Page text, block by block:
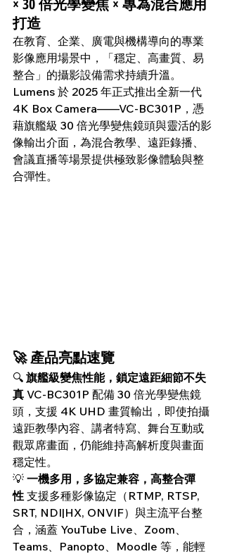
打造
在教育、企業、廣電與機構導向的專業
影像應用場景中，「穩定、高畫質、易
整合」的攝影設備需求持續升溫。
Lumens 於 2025 年正式推出全新一代
4K Box Camera——VC-BC301P，憑
藉旗艦級 30 倍光學變焦鏡頭與靈活的影
像輸出介面，為混合教學、遠距錄播、
會議直播等場景提供極致影像體驗與整
合彈性。
🚀 產品亮點速覽
🔍 旗艦級變焦性能，鎖定遠距細節不失
真 VC-BC301P 配備 30 倍光學變焦鏡
頭，支援 4K UHD 畫質輸出，即使拍攝
遠距教學內容、講者特寫、舞台互動或
觀眾席畫面，仍能維持高解析度與畫面
穩定性。
💡 一機多用，多協定兼容，高整合彈
性 支援多種影像協定（RTMP, RTSP,
SRT, NDI|HX, ONVIF）與主流平台整
合，涵蓋 YouTube Live、Zoom、
Teams、Panopto、Moodle 等，能輕